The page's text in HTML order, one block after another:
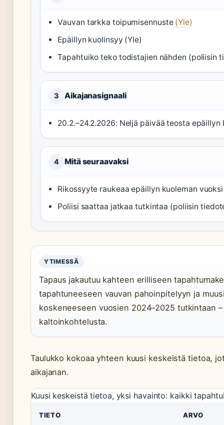
Vauvan tarkka toipumisennuste (Yle)
Epäillyn kuolinsyy (Yle)
Tapahtuiko teko todistajien nähden (poliisin
3 Aikajanasignaali
20.2.–24.2.2026: Neljä päivää teosta epäillyn
4 Mitä seuraavaksi
Rikossyyte raukeaa epäillyn kuoleman
Poliisi saattaa jatkaa tutkintaa (poliisin
YTIMESSÄ
Tapaus jakautuu kahteen erilliseen
tapahtuneeseen vauvan pahoinpitelyyn ja
koskeneeseen vuosien 2024–2025 tutkintaan
kaltoinkohtelusta.
Taulukko kokoaa yhteen kuusi keskeistä tietoa,
aikajanan.
Kuusi keskeistä tietoa, yksi havainto: kaikki
TIETO ARVO